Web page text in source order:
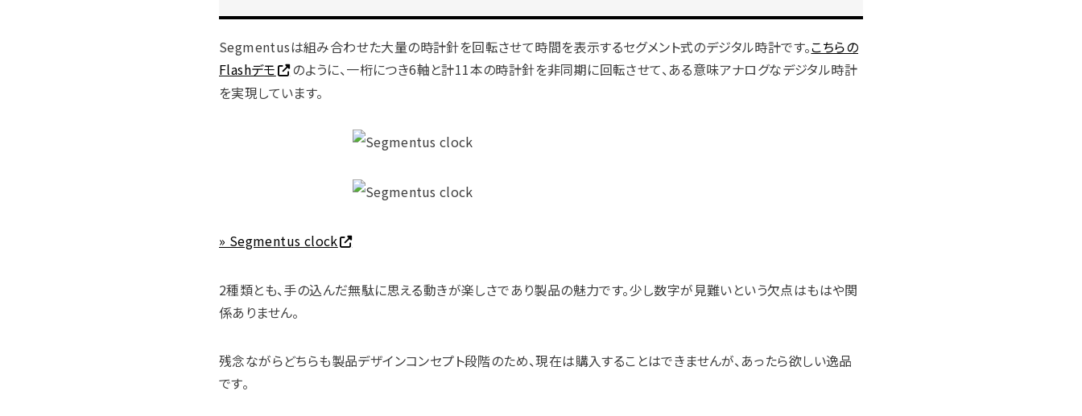
Segmentusは組み合わせた大量の時計針を回転させて時間を表示するセグメント式のデジタル時計です。こちらの
Flashデモ
のように、一桁につき6軸と計11本の時計針を非同期に回転させて、ある意味アナログなデジタル時計
を実現しています。
» Segmentus clock
2種類とも、手の込んだ無駄に思える動きが楽しさであり製品の魅力です。少し数字が見難いという欠点はもはや関
係ありません。
残念ながらどちらも製品デザインコンセプト段階のため、現在は購入することはできませんが、あったら欲しい逸品
です。